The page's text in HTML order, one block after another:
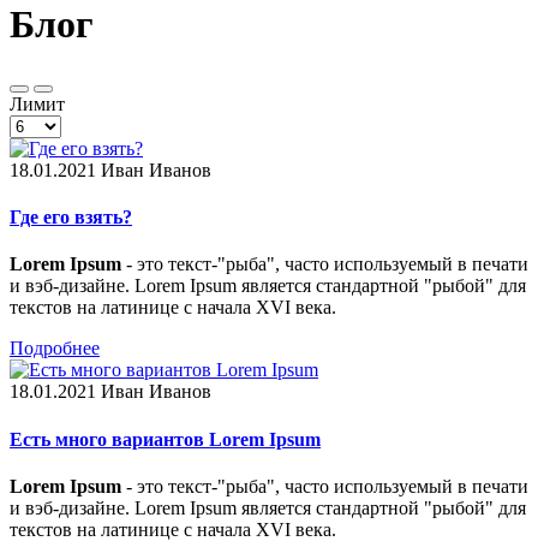
Блог
Лимит
18.01.2021 Иван Иванов
Где его взять?
Lorem Ipsum - это текст-"рыба", часто используемый в печати
и вэб-дизайне. Lorem Ipsum является стандартной "рыбой" для
текстов на латинице с начала XVI века.
Подробнее
18.01.2021 Иван Иванов
Есть много вариантов Lorem Ipsum
Lorem Ipsum - это текст-"рыба", часто используемый в печати
и вэб-дизайне. Lorem Ipsum является стандартной "рыбой" для
текстов на латинице с начала XVI века.